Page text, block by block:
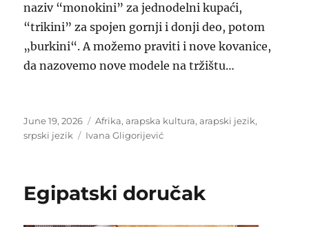
naziv “monokini” za jednodelni kupaći,
“trikini” za spojen gornji i donji deo, potom
„burkini“. A možemo praviti i nove kovanice,
da nazovemo nove modele na tržištu…
Posted
on
June 19, 2026 Categories
Afrika,arapska kultura,arapski jezik,
srpski jezik
Tags
Ivana Gligorijević
Egipatski doručak